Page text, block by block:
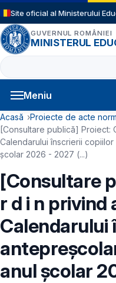
Sari la conținutul principal
Site oficial al Ministerului
GUVERNUL ROMÂNIEI
MINISTERUL
Caută
Meniu
Navigație
Cale de navigare
Acasă
Proiecte de acte
[Consultare publică] Proiect:
Calendarului înscrierii
școlar 2026 - 2027 (...)
[Consultare
r d i n privind
Calendarului
anul școlar